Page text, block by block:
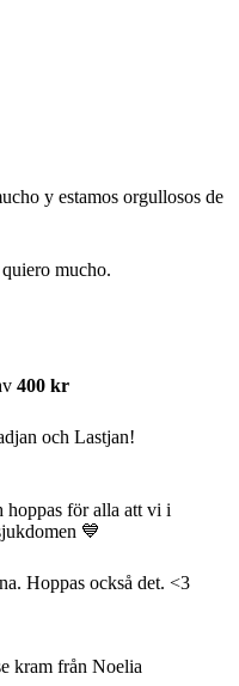
y estamos orgullosos de
mucho.
400 kr
och Lastjan!
hoppas för alla att vi i
💙
Hoppas också det. <3
kram från Noelia